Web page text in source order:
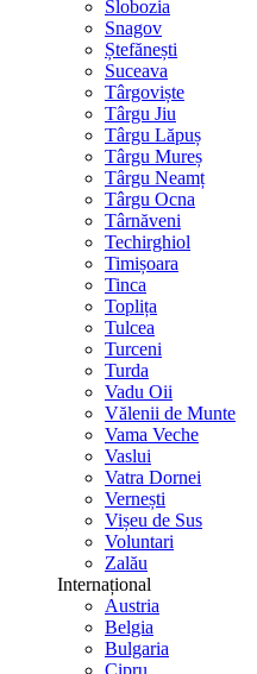
Slobozia
Snagov
Ștefănești
Suceava
Târgoviște
Târgu Jiu
Târgu Lăpuș
Târgu Mureș
Târgu Neamț
Târgu Ocna
Târnăveni
Techirghiol
Timișoara
Tinca
Toplița
Tulcea
Turceni
Turda
Vadu Oii
Vălenii de Munte
Vama Veche
Vaslui
Vatra Dornei
Vernești
Vișeu de Sus
Voluntari
Zalău
Internațional
Austria
Belgia
Bulgaria
Cipru